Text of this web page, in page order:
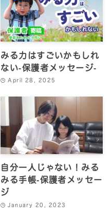
みる力はすごいかもしれ
ない‐保護者メッセージ‐
April 28, 2025
自分一人じゃない！みる
みる手帳‐保護者メッセー
ジ
January 20, 2023